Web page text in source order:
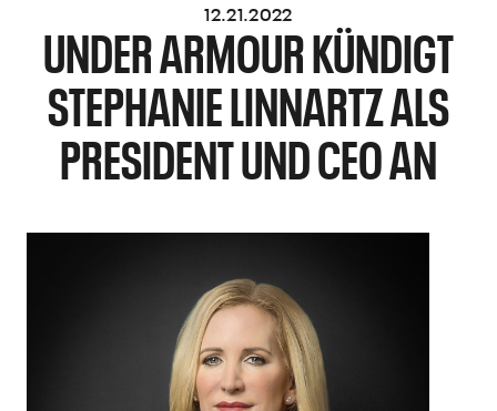
12.21.2022
UNDER ARMOUR KÜNDIGT
STEPHANIE LINNARTZ ALS
PRESIDENT UND CEO AN